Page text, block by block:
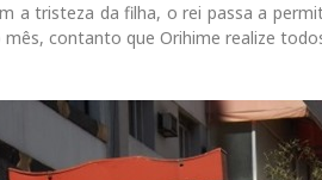
a tristeza da filha, o rei passa a
contanto que Orihime realize